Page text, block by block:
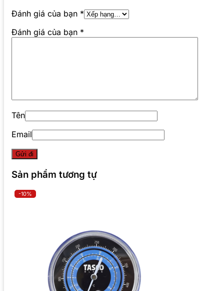
Đánh giá của bạn *
Đánh giá của bạn *
Tên
Email
Sản phẩm tương tự
-10%